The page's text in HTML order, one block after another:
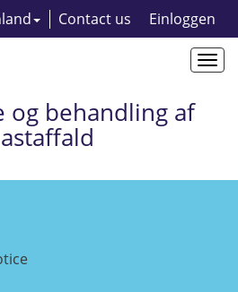
Contact us Einloggen
og behandling af